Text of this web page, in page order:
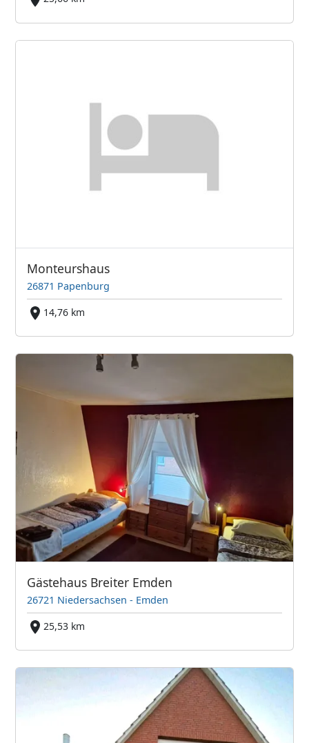
Monteurshaus
26871 Papenburg
14,76 km
Gästehaus Breiter Emden
26721 Niedersachsen - Emden
25,53 km